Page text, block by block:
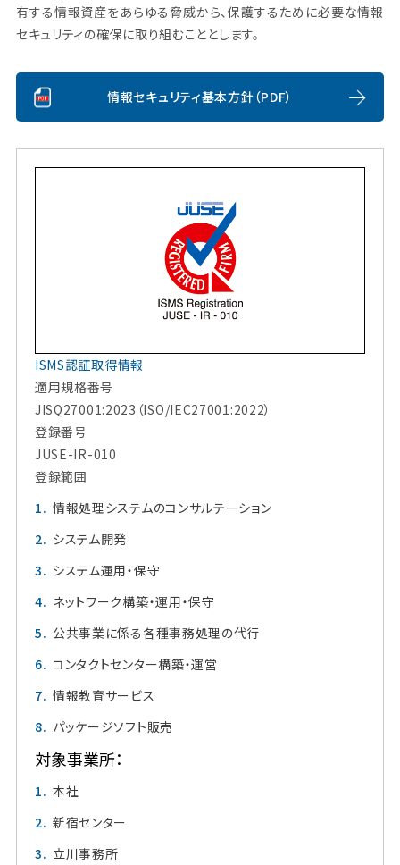
有する情報資産をあらゆる脅威から、保護するために必要な情報
セキュリティの確保に取り組むこととします。
情報セキュリティ基本方針（PDF）
ISMS認証取得情報
適用規格番号
JISQ27001:2023（ISO/IEC27001:2022）
登録番号
JUSE-IR-010
登録範囲
情報処理システムのコンサルテーション
システム開発
システム運用・保守
ネットワーク構築・運用・保守
公共事業に係る各種事務処理の代行
コンタクトセンター構築・運営
情報教育サービス
パッケージソフト販売
対象事業所：
本社
新宿センター
立川事務所